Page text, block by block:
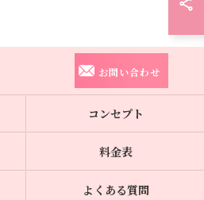
お問い合わせ
コンセプト
料金表
よくある質問